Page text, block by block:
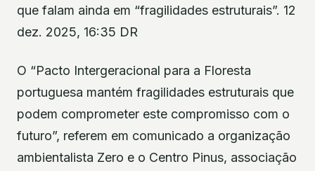
que falam ainda em “fragilidades estruturais”. 12
dez. 2025, 16:35 DR
O “Pacto Intergeracional para a Floresta
portuguesa mantém fragilidades estruturais que
podem comprometer este compromisso com o
futuro”, referem em comunicado a organização
ambientalista Zero e o Centro Pinus, associação